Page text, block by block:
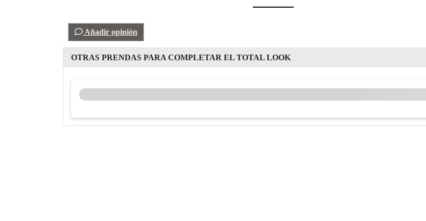
Añadir opinión
OTRAS PRENDAS PARA COMPLETAR EL TOTAL LOOK